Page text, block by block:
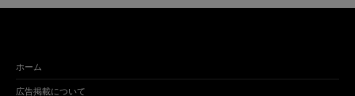
ホーム
広告掲載について